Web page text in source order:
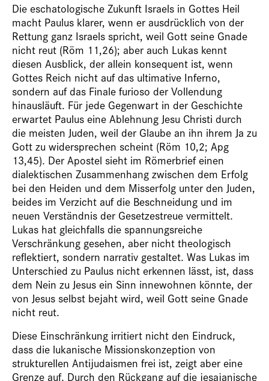
Die eschatologische Zukunft Israels in Gottes Heil
macht Paulus klarer, wenn er ausdrücklich von der
Rettung ganz Israels spricht, weil Gott seine Gnade
nicht reut (Röm 11,26); aber auch Lukas kennt
diesen Ausblick, der allein konsequent ist, wenn
Gottes Reich nicht auf das ultimative Inferno,
sondern auf das Finale furioso der Vollendung
hinausläuft. Für jede Gegenwart in der Geschichte
erwartet Paulus eine Ablehnung Jesu Christi durch
die meisten Juden, weil der Glaube an ihn ihrem Ja zu
Gott zu widersprechen scheint (Röm 10,2; Apg
13,45). Der Apostel sieht im Römerbrief einen
dialektischen Zusammenhang zwischen dem Erfolg
bei den Heiden und dem Misserfolg unter den Juden,
beides im Verzicht auf die Beschneidung und im
neuen Verständnis der Gesetzestreue vermittelt.
Lukas hat gleichfalls die spannungsreiche
Verschränkung gesehen, aber nicht theologisch
reflektiert, sondern narrativ gestaltet. Was Lukas im
Unterschied zu Paulus nicht erkennen lässt, ist, dass
dem Nein zu Jesus ein Sinn innewohnen könnte, der
von Jesus selbst bejaht wird, weil Gott seine Gnade
nicht reut.
Diese Einschränkung irritiert nicht den Eindruck,
dass die lukanische Missionskonzeption von
strukturellen Antijudaismen frei ist, zeigt aber eine
Grenze auf. Durch den Rückgang auf die jesajanische